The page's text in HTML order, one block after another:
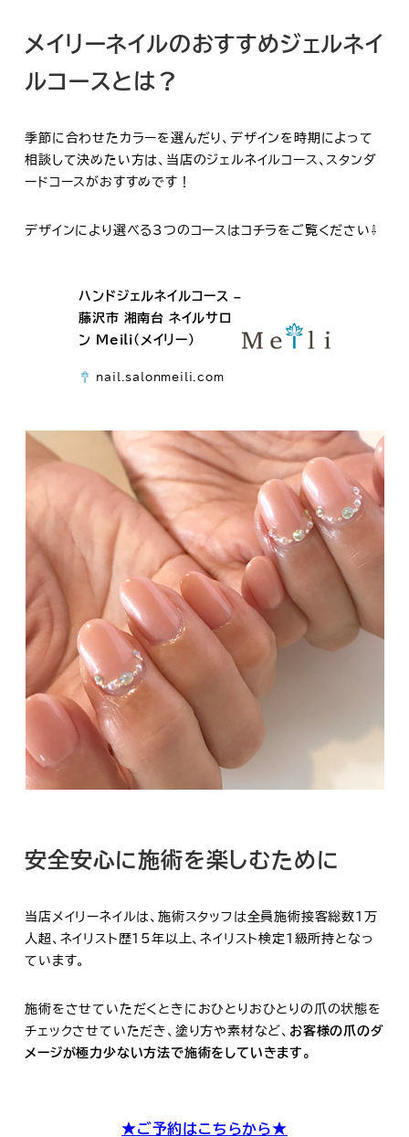
メイリーネイルのおすすめジェルネイ
ルコースとは？
季節に合わせたカラーを選んだり、デザインを時期によって
相談して決めたい方は、当店のジェルネイルコース、スタンダ
ードコースがおすすめです！
デザインにより選べる3つのコースはコチラをご覧ください⇩
ハンドジェルネイルコース –
藤沢市 湘南台 ネイルサロ
ン Meili（メイリー）
nail.salonmeili.com
安全安心に施術を楽しむために
当店メイリーネイルは、施術スタッフは全員施術接客総数1万
人超、ネイリスト歴15年以上、ネイリスト検定1級所持となっ
ています。
施術をさせていただくときにおひとりおひとりの爪の状態を
チェックさせていただき、塗り方や素材など、 お客様の爪のダ
メージが極力少ない方法で施術をしていきます。
★ご予約はこちらから★